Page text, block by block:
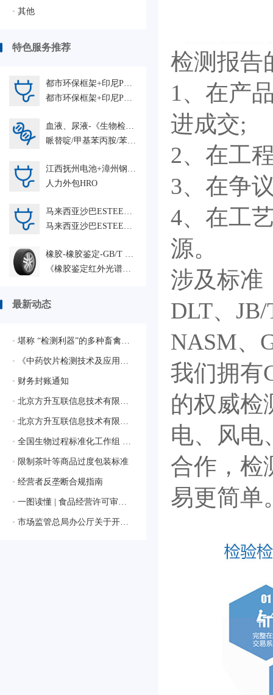
• 其他
特色服务推荐
人力外包HRO
最新动态
• 堪称 “检测利器”的多种畜禽疫病相关的质控样品
• 《中药饮片检测技术及应用》蓝皮书生态合作伙伴征集启动会圆满落幕，共绘行业新蓝图
• 财务封账通知
• 北京方升互联信息技术有限公司顺利通过质量管理体系认证
• 北京方升互联信息技术有限公司顺利通过ISO/IEC 27001:2022信息安全管理体系认证
• 全国生物过程标准化工作组 获批成立
• 限制茶叶等商品过度包装标准
• 经营者反垄断合规指南
• 一图读懂 | 食品经营许可审查通则
• 市场监管总局办公厅关于开展2024年国家级检验检测机构能力验证工作的通知
检测报告
1、在产
进成交;
2、在工
3、在争
4、在工
源。
涉及标准
DLT、
NASM、
我们拥有
的权威检
电、风电
合作，检
易更简单